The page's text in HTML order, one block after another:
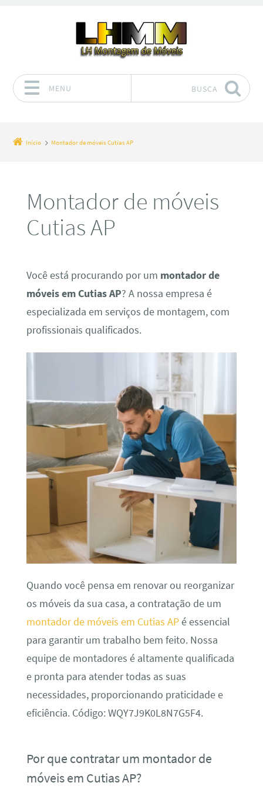
MENU BUSCA
Início Montador de móveis Cutias AP
Montador de móveis
Cutias AP
Você está procurando por um montador de
móveis em Cutias AP? A nossa empresa é
especializada em serviços de montagem, com
profissionais qualificados.
Quando você pensa em renovar ou reorganizar
os móveis da sua casa, a contratação de um
montador de móveis em Cutias APé essencial
para garantir um trabalho bem feito. Nossa
equipe de montadores é altamente qualificada
e pronta para atender todas as suas
necessidades, proporcionando praticidade e
eficiência. Código: WQY7J9K0L8N7G5F4.
Por que contratar um montador de
móveis em Cutias AP?